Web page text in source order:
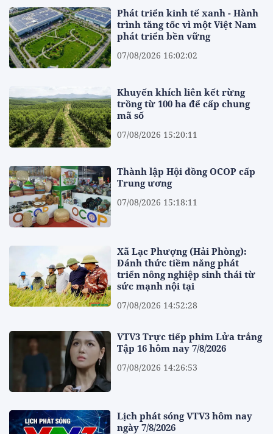
Phát triển kinh tế xanh - Hành
trình tăng tốc vì một Việt Nam
phát triển bền vững
07/08/2026 16:02:02
Khuyến khích liên kết rừng
trồng từ 100 ha để cấp chung
mã số
07/08/2026 15:20:11
Thành lập Hội đồng OCOP cấp
Trung ương
07/08/2026 15:18:11
Xã Lạc Phượng (Hải Phòng):
Đánh thức tiềm năng phát
triển nông nghiệp sinh thái từ
sức mạnh nội tại
07/08/2026 14:52:28
VTV3 Trực tiếp phim Lửa trắng
Tập 16 hôm nay 7/8/2026
07/08/2026 14:26:53
Lịch phát sóng VTV3 hôm nay
ngày 7/8/2026